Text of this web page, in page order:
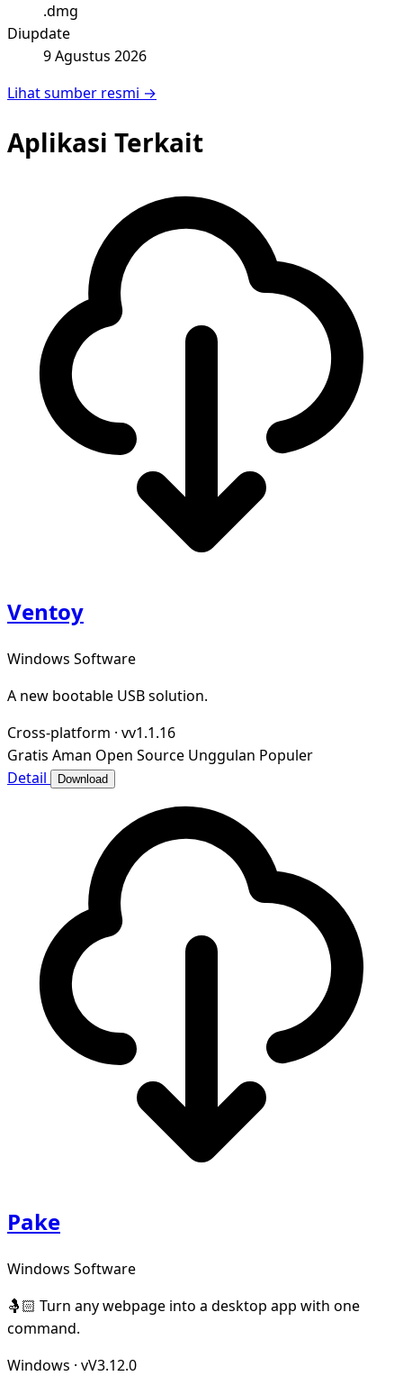
.dmg
Diupdate
9 Agustus 2026
Lihat sumber resmi →
Aplikasi Terkait
Ventoy
Windows Software
A new bootable USB solution.
Cross-platform · vv1.1.16
Gratis Aman Open Source Unggulan Populer
Detail
Download
Pake
Windows Software
🤱🏻 Turn any webpage into a desktop app with one
command.
Windows · vV3.12.0